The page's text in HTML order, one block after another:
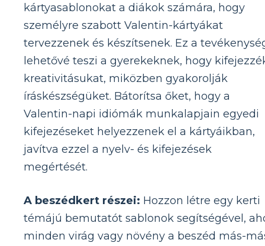
kártyasablonokat a diákok számára, hogy
személyre szabott Valentin-kártyákat
tervezzenek és készítsenek. Ez a
lehetővé teszi a gyerekeknek, hogy
kreativitásukat, miközben gyakorolják
íráskészségüket. Bátorítsa őket, hogy a
Valentin-napi idiómák munkalapjain egyedi
kifejezéseket helyezzenek el a kártyáikban,
javítva ezzel a nyelv- és kifejezések
megértését.
A beszédkert részei: Hozzon létre egy kerti
témájú bemutatót sablonok segítségével,
minden virág vagy növény a beszéd más-